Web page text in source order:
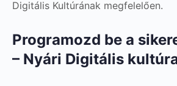
Digitális Kultúrának megfelelően.
Programozd be a
– Nyári Digitális